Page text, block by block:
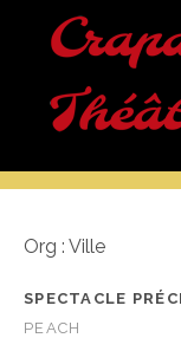
Org : Ville
SPECTACLE
PEACH